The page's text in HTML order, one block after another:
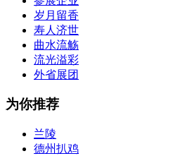
岁月留香
寿人济世
曲水流觞
流光溢彩
外省展团
为你推荐
兰陵
德州扒鸡